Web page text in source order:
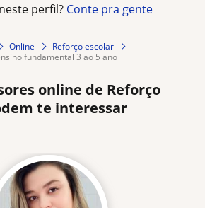
perfil? Conte pra gente
Online
Reforço escolar
fundamental 3 ao 5 ano
online de Reforço
te interessar